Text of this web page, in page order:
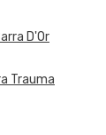
D'Or
Trauma